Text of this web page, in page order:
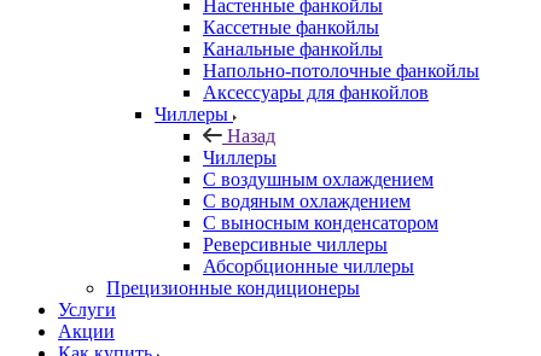
Настенные фанкойлы
Кассетные фанкойлы
Канальные фанкойлы
Напольно-потолочные фанкойлы
Аксессуары для фанкойлов
Чиллеры
Назад
Чиллеры
С воздушным охлаждением
С водяным охлаждением
С выносным конденсатором
Реверсивные чиллеры
Абсорбционные чиллеры
Прецизионные кондиционеры
Услуги
Акции